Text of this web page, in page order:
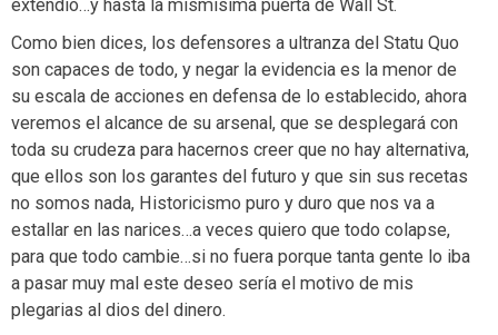
extendió…y hasta la mismísima puerta de Wall St.
Como bien dices, los defensores a ultranza del Statu Quo
son capaces de todo, y negar la evidencia es la menor de
su escala de acciones en defensa de lo establecido, ahora
veremos el alcance de su arsenal, que se desplegará con
toda su crudeza para hacernos creer que no hay alternativa,
que ellos son los garantes del futuro y que sin sus recetas
no somos nada, Historicismo puro y duro que nos va a
estallar en las narices…a veces quiero que todo colapse,
para que todo cambie…si no fuera porque tanta gente lo iba
a pasar muy mal este deseo sería el motivo de mis
plegarias al dios del dinero.